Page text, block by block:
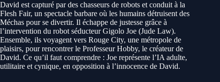
David est capturé par des chasseurs de robots et conduit à la
Flesh Fair, un spectacle barbare où les humains détruisent des
Méchas pour se divertir. Il échappe de justesse grâce à
l’intervention du robot séducteur Gigolo Joe (Jude Law).
Ensemble, ils voyagent vers Rouge City, une métropole de
plaisirs, pour rencontrer le Professeur Hobby, le créateur de
David. Ce qu’il faut comprendre : Joe représente l’IA adulte,
utilitaire et cynique, en opposition à l’innocence de David.